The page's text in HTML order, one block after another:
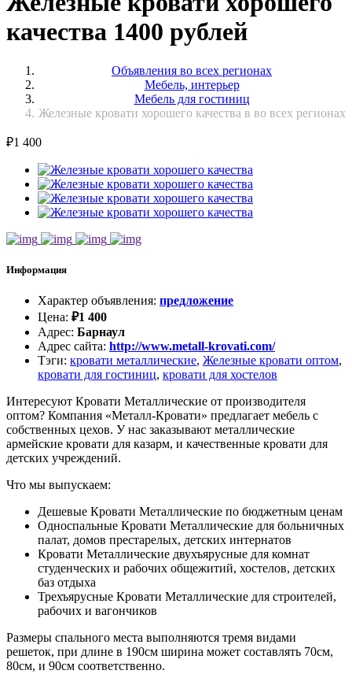
качества 1400 рублей
Объявления во всех регионах
Мебель, интерьер
Мебель для гостиниц
Железные кровати хорошего качества в во всех регионах
₽1 400
Информация
Характер объявления: предложение
Цена: ₽1 400
Адрес: Барнаул
Адрес сайта: http://www.metall-krovati.com/
Тэги: кровати металлические, Железные кровати оптом,
кровати для гостиниц, кровати для хостелов
Интересуют Кровати Металлические от производителя
оптом? Компания «Металл-Кровати» предлагает мебель с
собственных цехов. У нас заказывают металлические
армейские кровати для казарм, и качественные кровати для
детских учреждений.
Что мы выпускаем:
Дешевые Кровати Металлические по бюджетным ценам
Односпальные Кровати Металлические для больничных
палат, домов престарелых, детских интернатов
Кровати Металлические двухъярусные для комнат
студенческих и рабочих общежитий, хостелов, детских
баз отдыха
Трехъярусные Кровати Металлические для строителей,
рабочих и вагончиков
Размеры спального места выполняются тремя видами
решеток, при длине в 190см ширина может составлять 70см,
80см, и 90см соответственно.